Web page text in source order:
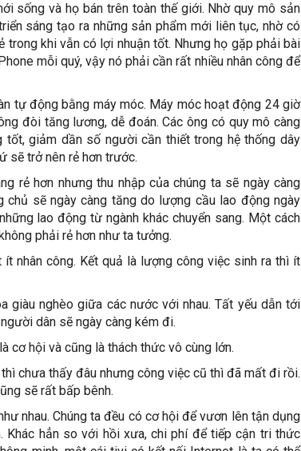
sống và họ bán trên toàn thế giới. Nhờ quy mô sản
sáng tạo ra những sản phẩm mới liên tục, nhờ có
khi vẫn có lợi nhuận tốt. Nhưng họ gặp phải bài
mỗi quý, vậy nó phải cần rất nhiều nhân công để
tự động bằng máy móc. Máy móc hoạt động 24 giờ
đòi tăng lương, dễ đoán. Các ông có quy mô càng
tốt, giảm dần số người cần thiết trong hệ thống dây
sẽ trở nên rẻ hơn trước.
rẻ hơn nhưng thu nhập của chúng ta sẽ ngày càng
chủ sẽ ngày càng tăng do lượng cầu lao động ngày
lao động từ ngành khác chuyển sang. Một cách
phải rẻ hơn như ta tưởng.
nhân công. Kết quả là lượng công việc sinh ra thì ít
giàu nghèo giữa các nước với nhau. Tất yếu dẫn tới
dân sẽ ngày càng kém đi.
cơ hội và cũng là thách thức vô cùng lớn.
chưa thấy đâu nhưng công việc cũ thì đã mất đi rồi.
sẽ rất bấp bênh.
nhau. Chúng ta đều có cơ hội để vươn lên tận dụng
Khác hẳn so với hồi xưa, chi phí để tiếp cận tri thức